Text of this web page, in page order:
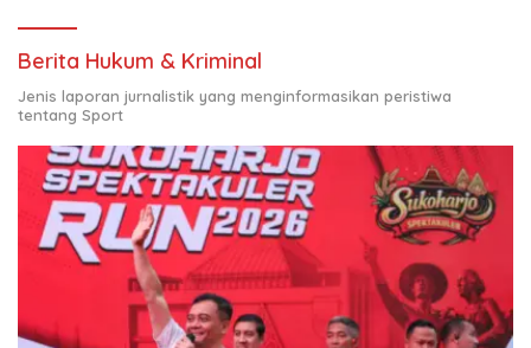
Berita Hukum & Kriminal
Jenis laporan jurnalistik yang menginformasikan peristiwa
tentang Sport